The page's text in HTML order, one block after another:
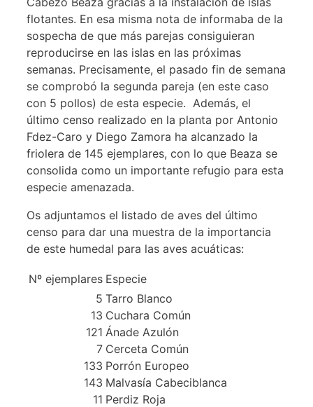
flotantes. En esa misma nota de informaba de la
sospecha de que más parejas consiguieran
reproducirse en las islas en las próximas
semanas. Precisamente, el pasado fin de semana
se comprobó la segunda pareja (en este caso
con 5 pollos) de esta especie. Además, el
último censo realizado en la planta por Antonio
Fdez-Caro y Diego Zamora ha alcanzado la
friolera de 145 ejemplares, con lo que Beaza se
consolida como un importante refugio para esta
especie amenazada.
Os adjuntamos el listado de aves del último
censo para dar una muestra de la importancia
de este humedal para las aves acuáticas:
Nº ejemplares Especie
5
13
121
7
133
143
11
Tarro Blanco
Cuchara Común
Ánade Azulón
Cerceta Común
Porrón Europeo
Malvasía Cabeciblanca
Perdiz Roja